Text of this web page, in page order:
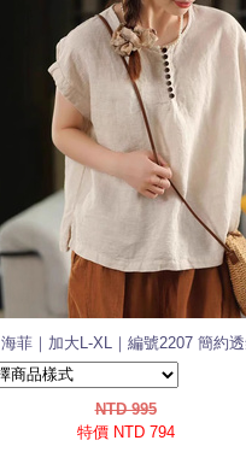
海菲｜加大L-XL｜編號2207 簡約
上衣
NTD 995
特價 NTD 794